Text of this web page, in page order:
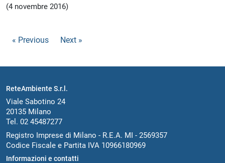
(4 novembre 2016)
« Previous Next »
ReteAmbiente S.r.l.
Viale Sabotino 24
20135 Milano
Tel. 02 45487277
Registro Imprese di Milano - R.E.A. MI - 2569357
Codice Fiscale e Partita IVA 10966180969
Informazioni e contatti